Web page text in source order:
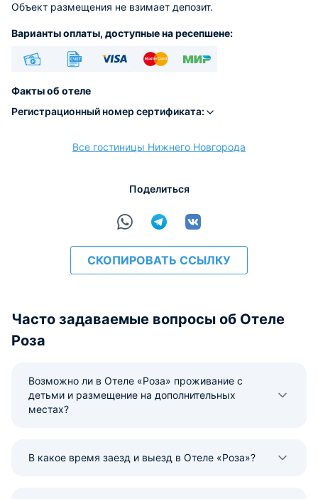
Объект размещения не взимает депозит.
Варианты оплаты, доступные на ресепшене:
расчёт
Факты об отеле
Регистрационный номер сертификата:
Все гостиницы Нижнего Новгорода
Поделиться
СКОПИРОВАТЬ ССЫЛКУ
Часто задаваемые вопросы об Отеле
Роза
Возможно ли в Отеле «Роза» проживание с
детьми и размещение на дополнительных
местах?
В какое время заезд и выезд в Отеле «Роза»?